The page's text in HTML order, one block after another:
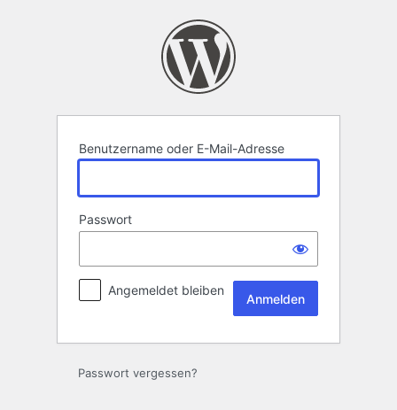
Benutzername oder E-Mail-Adresse
Passwort
Angemeldet bleiben
Passwort vergessen?